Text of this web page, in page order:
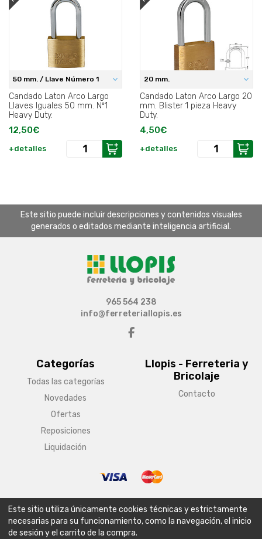
50 mm. / Llave Número 1
Candado Laton Arco Largo
Llaves Iguales 50 mm. Nº1
Heavy Duty.
12,50€
+detalles
20 mm.
Candado Laton Arco Largo 20
mm. Blister 1 pieza Heavy
Duty.
4,50€
+detalles
Este sitio puede incluir descripciones y contenidos visuales
generados o editados mediante inteligencia artificial.
Categorías
Todas las categorías
Novedades
Ofertas
Reposiciones
Liquidación
Llopis - Ferreteria y
Bricolaje
Contacto
965 564 238
info@ferreteriallopis.es
Aviso legal Condiciones generales de venta
Política de envío
Este sitio utiliza únicamente cookies técnicas y estrictamente
necesarias para su funcionamiento, como la navegación, el inicio
de sesión y el carrito de la compra.